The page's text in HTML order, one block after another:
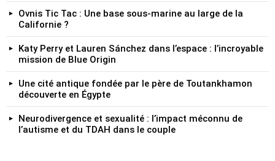
Ovnis Tic Tac : Une base sous-marine au large de la
Californie ?
Katy Perry et Lauren Sánchez dans l’espace : l’incroyable
mission de Blue Origin
Une cité antique fondée par le père de Toutankhamon
découverte en Égypte
Neurodivergence et sexualité : l’impact méconnu de
l’autisme et du TDAH dans le couple